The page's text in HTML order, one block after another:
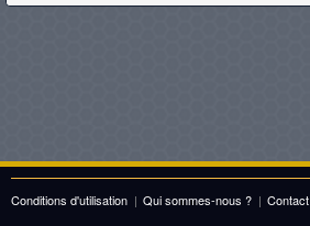
980
121
Conditions d'utilisation | Qui sommes-nous ? | Contact